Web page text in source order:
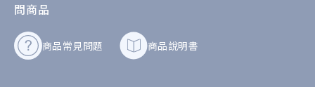
問商品
商品常見問題 商品說明書